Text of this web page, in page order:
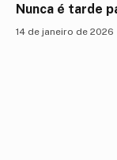
Nunca é tarde
14 de janeiro de 2026